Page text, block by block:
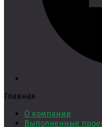
Главная
О компании
Выполненные